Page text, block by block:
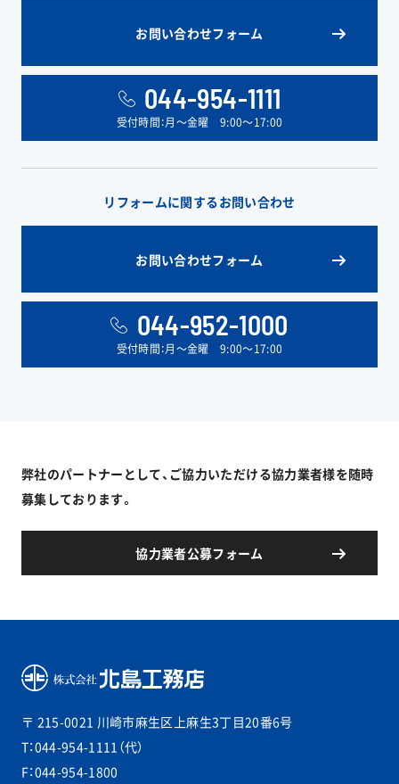
お問い合わせフォーム
044-954-1111
受付時間：月〜金曜 9:00〜17:00
リフォームに関するお問い合わせ
お問い合わせフォーム
044-952-1000
受付時間：月〜金曜 9:00〜17:00
弊社のパートナーとして、ご協力いただける協力業者様を随時
募集しております。
協力業者公募フォーム
〒 215-0021 川崎市麻生区上麻生3丁目20番6号
T：044-954-1111（代）
F：044-954-1800